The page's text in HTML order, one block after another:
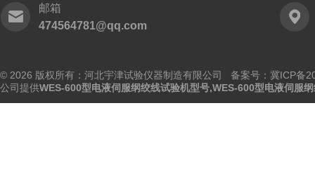
邮箱
474564781@qq.com
© 2026 版权所有：河北宇津试验仪器制造有限公司 备案号：冀ICP备
公司提供WES-600型电液伺服纲绞线试验机型号,WES-600型电液伺服